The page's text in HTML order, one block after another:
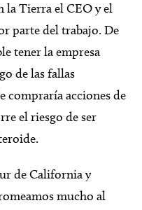
la Tierra el CEO y el
parte del trabajo. De
tener la empresa
de las fallas
compraría acciones de
el riesgo de ser
de California y
mucho al